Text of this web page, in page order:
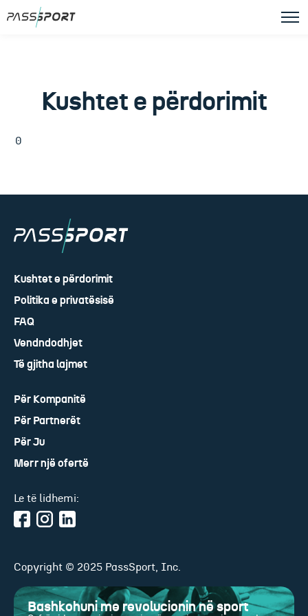
Kushtet e përdorimit
0
Kushtet e përdorimit
Politika e privatësisë
FAQ
Vendndodhjet
Të gjitha lajmet
Për Kompanitë
Për Partnerët
Për Ju
Merr një ofertë
Le të lidhemi:
Copyright © 2025 PassSport, Inc.
Bashkohuni me revolucionin në sport